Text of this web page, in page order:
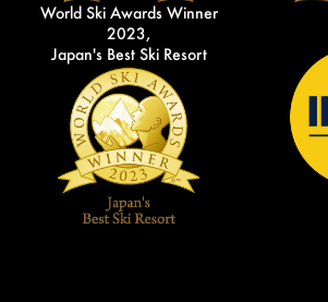
World Ski Awards Winner
2023,
Japan's Best Ski Resort